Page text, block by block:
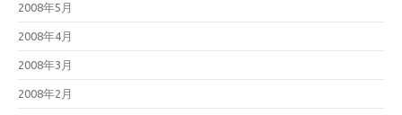
2008年5月
2008年4月
2008年3月
2008年2月